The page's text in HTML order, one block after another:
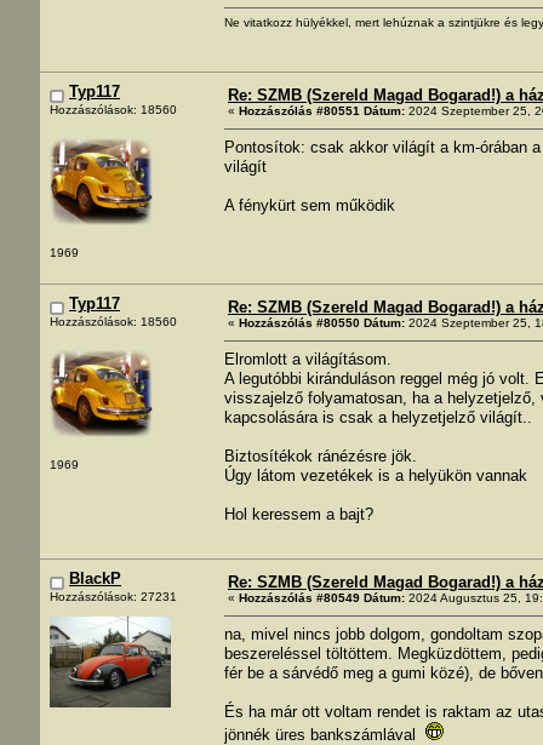
Ne vitatkozz hülyékkel, mert lehúznak a szintjükre és
Typ117
Hozzászólások: 18560
1969
Re: SZMB (Szereld Magad Bogarad!) a
« Hozzászólás #80551 Dátum: 2024 Szeptember 25,
Pontosítok: csak akkor világít a km-órában
világít
A fénykürt sem működik
Typ117
Hozzászólások: 18560
1969
Re: SZMB (Szereld Magad Bogarad!) a
« Hozzászólás #80550 Dátum: 2024 Szeptember 25,
Elromlott a világításom.
A legutóbbi kiránduláson reggel még jó
visszajelző folyamatosan, ha a
kapcsolására is csak a helyzetjelző világít..
Biztosítékok ránézésre jök.
Úgy látom vezetékek is a helyükön vannak
Hol keressem a bajt?
BlackP
Hozzászólások: 27231
Re: SZMB (Szereld Magad Bogarad!) a
« Hozzászólás #80549 Dátum: 2024 Augusztus 25,
na, mivel nincs jobb dolgom, gondoltam
beszereléssel töltöttem. Megküzdöttem,
fér be a sárvédő meg a gumi közé), de
És ha már ott voltam rendet is raktam az
jönnék üres bankszámlával